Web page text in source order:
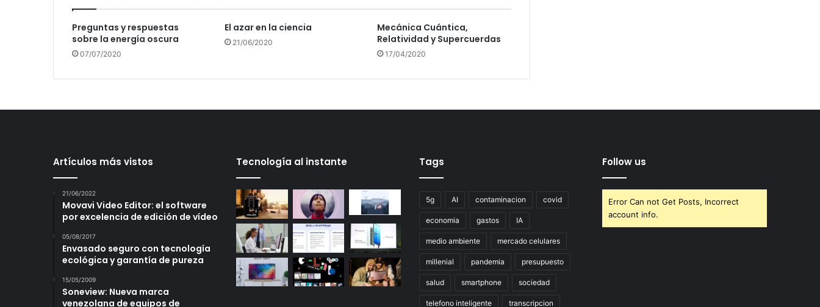
Preguntas y respuestas
sobre la energía oscura
07/07/2020
El azar en la ciencia
21/06/2020
Mecánica Cuántica,
Relatividad y Supercuerdas
17/04/2020
Artículos más vistos
21/06/2022
Movavi Video Editor: el software
por excelencia de edición de vídeo
05/08/2017
Envasado seguro con tecnología
ecológica y garantía de pureza
15/05/2009
Soneview: Nueva marca
venezolana de equipos de
Tecnología al instante Tags
5g AI contaminacion covid
economia gastos IA
medio ambiente mercado celulares
millenial pandemia presupuesto
salud smartphone sociedad
telefono inteligente transcripcion
Follow us
Error Can not Get Posts, Incorrect
account info.